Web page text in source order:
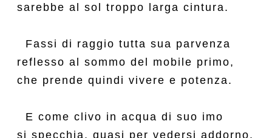
sarebbe al sol troppo larga cintura.
  Fassi di raggio tutta sua parvenza
reflesso al sommo del mobile primo,
che prende quindi vivere e potenza.
  E come clivo in acqua di suo imo
si specchia, quasi per vedersi addorno,